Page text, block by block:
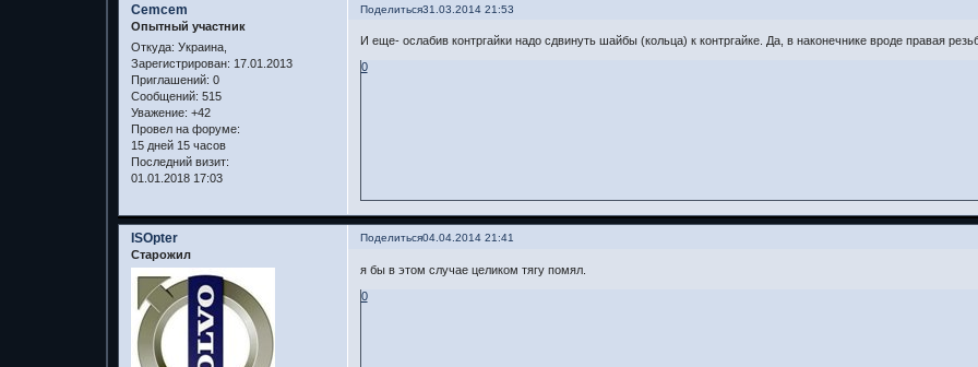
Поделиться31.03.2014 21:53
Cemcem
Опытный участник
Откуда: Украина,
Зарегистрирован: 17.01.2013
Приглашений: 0
Сообщений: 515
Уважение: +42
Провел на форуме:
15 дней 15 часов
Последний визит:
01.01.2018 17:03
И еще- ослабив контргайки надо сдвинуть шайбы (кольца) к контргайке. Да, в наконечнике вроде правая
0
Поделиться04.04.2014 21:41
ISOpter
Старожил
я бы в этом случае целиком тягу помял.
0